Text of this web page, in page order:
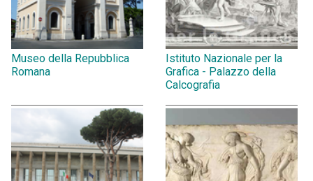
Museo della Repubblica
Romana
Istituto Nazionale per la
Grafica - Palazzo della
Calcografia